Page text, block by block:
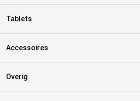
Tablets
Accessoires
Overig